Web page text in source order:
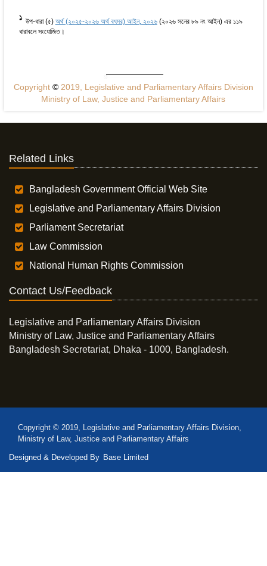
1 উপ-ধারা (৫) অর্থ (২০২৫-২০২৬ অর্থ বৎসর) আইন, ২০২৬(২০২৬ সনের ৮৯ নং আইন) এর ১১৯
ধারাবলে সংযোজিত।
Copyright ©2019, Legislative and Parliamentary Affairs Division
Ministry of Law, Justice and Parliamentary Affairs
Related Links
Bangladesh Government Official Web Site
Legislative and Parliamentary Affairs Division
Parliament Secretariat
Law Commission
National Human Rights Commission
Contact Us/Feedback
Legislative and Parliamentary Affairs Division
Ministry of Law, Justice and Parliamentary Affairs
Bangladesh Secretariat, Dhaka - 1000, Bangladesh.
Copyright © 2019, Legislative and Parliamentary Affairs Division,
Ministry of Law, Justice and Parliamentary Affairs
Designed & Developed By Base Limited